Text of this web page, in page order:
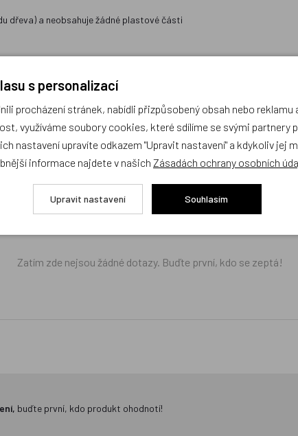
dřeva) a neobsahuje žádné plastové části
s výběrem (Po–Pá, 10–17 hod).
výhradně názory a stanoviska zákazníků. Provozovatel e-
Zatím zde nejsou žádné dotazy. Buďte první, kdo se zeptá!
buďte první, kdo produkt ohodnotí!
s personalizací
procházení stránek, nabídli přizpůsobený obsah nebo reklamu
využíváme soubory cookies, které sdílíme se svými partnery
nastavení upravíte odkazem "Upravit nastavení" a kdykoliv jej
informace najdete v našich Zásadách ochrany osobních
Upravit nastavení Souhlasím